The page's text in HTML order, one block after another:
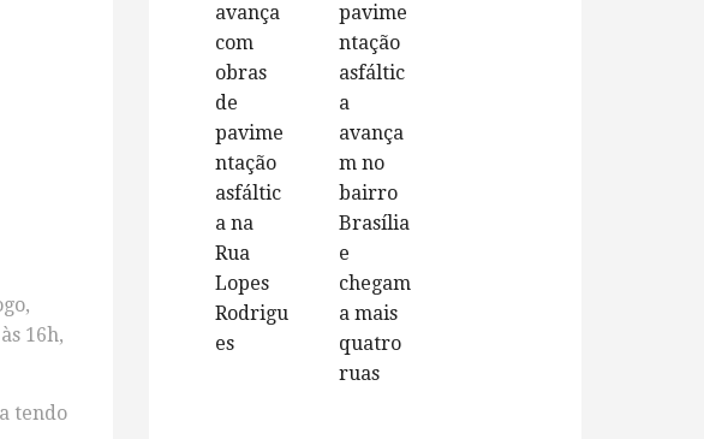
16h,
tendo
avança
com
obras
de
pavime
ntação
asfáltic
a na
Rua
Lopes
Rodrigu
es
pavime
ntação
asfáltic
a
avança
m no
bairro
Brasília
e
chegam
a mais
quatro
ruas